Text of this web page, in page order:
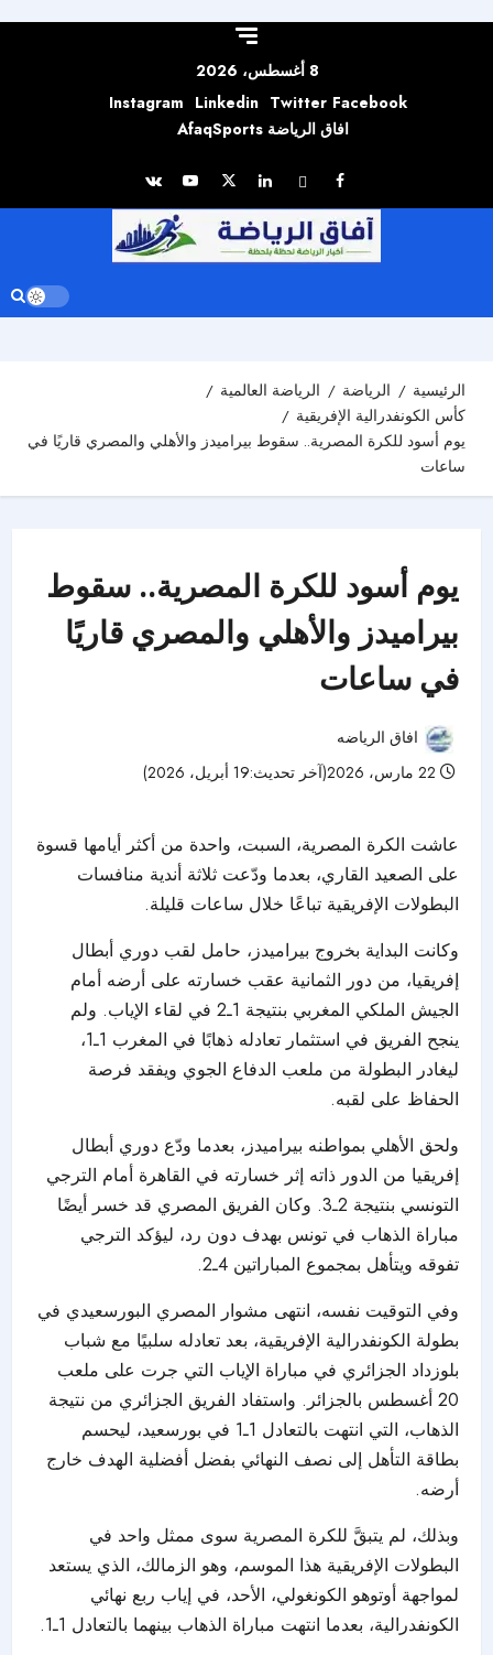
8 أغسطس، 2026
Facebook
Twitter
Linkedin
Instagram
افاق الرياضة AfaqSports
الرئيسية الرياضة
الرياضة العالمية
كأس الكونفدرالية الإفريقية
يوم أسود للكرة المصرية.. سقوط بيراميدز والأهلي والمصري قاريًا في
ساعات
يوم أسود للكرة المصرية.. سقوط
بيراميدز والأهلي والمصري قاريًا
في ساعات
افاق الرياضه
عاشت الكرة المصرية، السبت، واحدة من أكثر أيامها قسوة
على الصعيد القاري، بعدما ودّعت ثلاثة أندية منافسات
البطولات الإفريقية تباعًا خلال ساعات قليلة.
وكانت البداية بخروج بيراميدز، حامل لقب دوري أبطال
إفريقيا، من دور الثمانية عقب خسارته على أرضه أمام
الجيش الملكي المغربي بنتيجة 1ـ2 في لقاء الإياب. ولم
ينجح الفريق في استثمار تعادله ذهابًا في المغرب 1ـ1،
ليغادر البطولة من ملعب الدفاع الجوي ويفقد فرصة
الحفاظ على لقبه.
ولحق الأهلي بمواطنه بيراميدز، بعدما ودّع دوري أبطال
إفريقيا من الدور ذاته إثر خسارته في القاهرة أمام الترجي
التونسي بنتيجة 2ـ3. وكان الفريق المصري قد خسر أيضًا
مباراة الذهاب في تونس بهدف دون رد، ليؤكد الترجي
تفوقه ويتأهل بمجموع المباراتين 4ـ2.
وفي التوقيت نفسه، انتهى مشوار المصري البورسعيدي في
بطولة الكونفدرالية الإفريقية، بعد تعادله سلبيًا مع شباب
بلوزداد الجزائري في مباراة الإياب التي جرت على ملعب
20 أغسطس بالجزائر. واستفاد الفريق الجزائري من نتيجة
الذهاب، التي انتهت بالتعادل 1ـ1 في بورسعيد، ليحسم
بطاقة التأهل إلى نصف النهائي بفضل أفضلية الهدف خارج
أرضه.
وبذلك، لم يتبقَّ للكرة المصرية سوى ممثل واحد في
البطولات الإفريقية هذا الموسم، وهو الزمالك، الذي يستعد
لمواجهة أوتوهو الكونغولي، الأحد، في إياب ربع نهائي
الكونفدرالية، بعدما انتهت مباراة الذهاب بينهما بالتعادل 1ـ1.